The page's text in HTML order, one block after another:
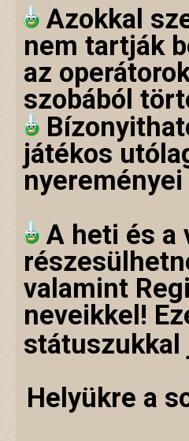
Azokkal
nem tartják
az
szobából
játékos
A heti és a
valamint
neveikkel!
Helyükre a